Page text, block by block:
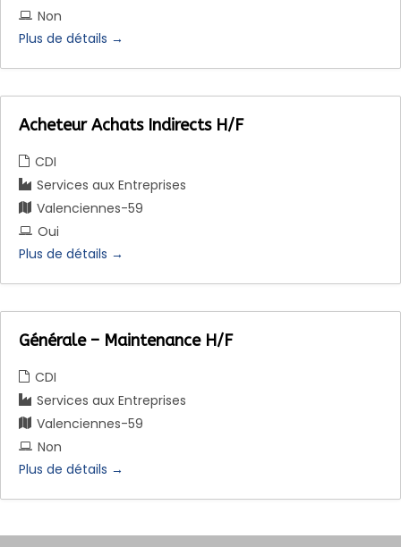
Non
Plus de détails
Acheteur Achats Indirects H/F
CDI
Services aux Entreprises
Valenciennes-59
Oui
Plus de détails
Générale – Maintenance H/F
CDI
Services aux Entreprises
Valenciennes-59
Non
Plus de détails